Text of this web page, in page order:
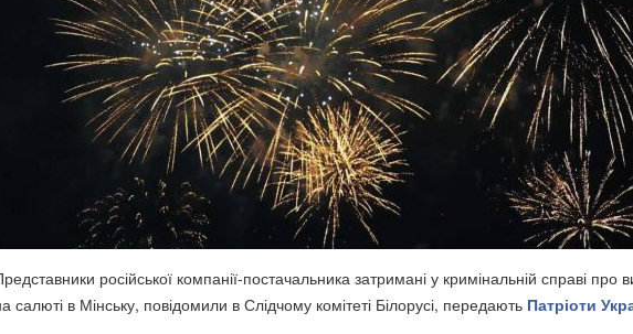
російської компанії-постачальника затримані у кримінальній справі про
салюті в Мінську, повідомили в Слідчому комітеті Білорусі, передають Патріоти